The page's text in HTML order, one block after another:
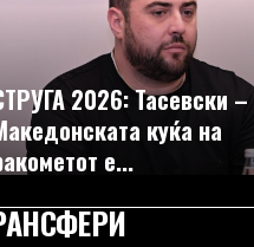
2026: Тасевски –
куќа на
е...